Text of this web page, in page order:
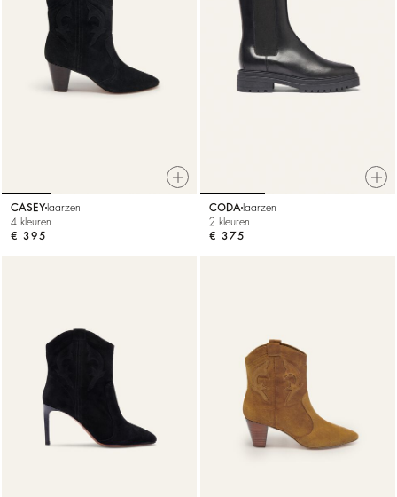
CASEY laarzen
4 kleuren
€ 395
CODA laarzen
2 kleuren
€ 375